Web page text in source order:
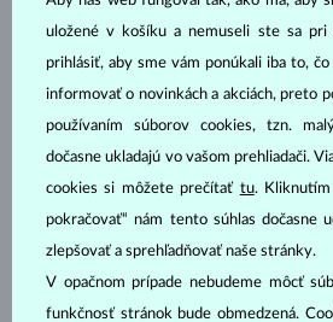
ŽLTÉ ZLATO
SLADKOVODNÉ
561 €
ŽLTÉ ZLATO
DIAMANT
ŽLTÉ ZLATO
DIAMANT
866 €
ŽLTÉ
DIAMANT
uložené v košíku a nemuseli ste sa pri
prihlásiť, aby sme vám ponúkali iba to, čo
informovať o novinkách a akciách, preto
používaním súborov cookies, tzn.
dočasne ukladajú vo vašom prehliadači.
cookies si môžete prečítať tu. Kliknutím
pokračovať“ nám tento súhlas dočasne
zlepšovať a sprehľadňovať naše stránky.
V opačnom prípade nebudeme môcť
funkčnosť stránok bude obmedzená.